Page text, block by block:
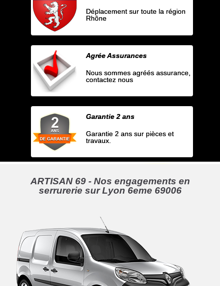
Déplacement sur toute la région
Rhône
Agrée Assurances
Nous sommes agréés assurance,
contactez nous
Garantie 2 ans
Garantie 2 ans sur pièces et
travaux.
ARTISAN 69 - Nos engagements en
serrurerie sur Lyon 6eme 69006